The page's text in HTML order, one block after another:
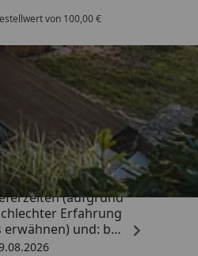
von 100,00 €
Shops
4,81/ 5
Markenware,
(aufgrund
Erfahrung
erwähnen) und: bei
die Antwort